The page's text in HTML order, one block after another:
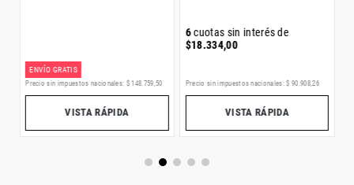
ENVÍO GRATIS
Precio sin impuestos nacionales: $ 148 759 50
VISTA RÁPIDA
6cuotas sin interés de
$18.334,00
Precio sin impuestos nacionales: $ 90 908,26
VISTA RÁPIDA